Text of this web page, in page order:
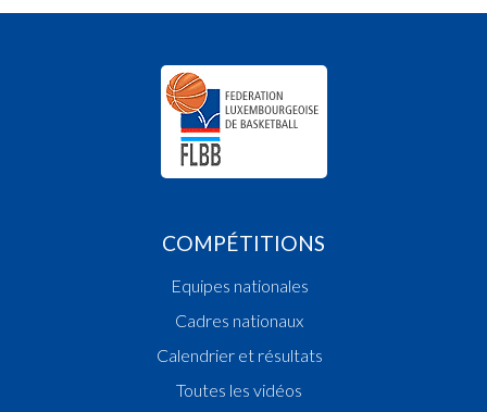
COMPÉTITIONS
Equipes nationales
Cadres nationaux
Calendrier et résultats
Toutes les vidéos